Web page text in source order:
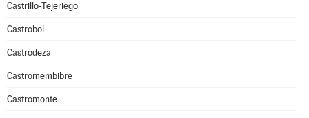
Castrillo-Tejeriego
Castrobol
Castrodeza
Castromembibre
Castromonte